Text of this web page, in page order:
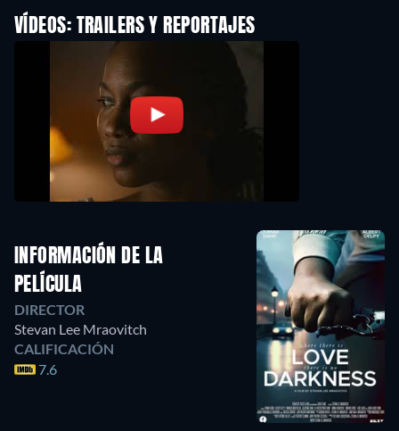
VÍDEOS: TRAILERS Y REPORTAJES
INFORMACIÓN DE LA
PELÍCULA
DIRECTOR
Stevan Lee Mraovitch
CALIFICACIÓN
7.6